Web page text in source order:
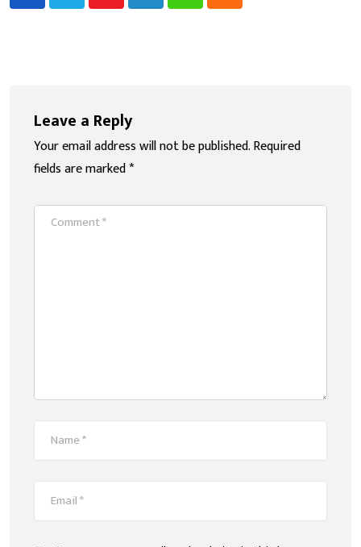
Leave a Reply
Your email address will not be published.Required
fields are marked*